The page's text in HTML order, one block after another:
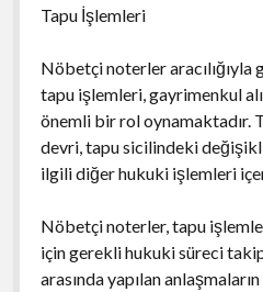
Tapu İşlemleri
Nöbetçi noterler
tapu işlemleri, gayrimenkul
önemli bir rol oynamaktadır.
devri, tapu sicilindeki
ilgili diğer hukuki işlemleri
Nöbetçi noterler, tapu
için gerekli hukuki süreci
arasında yapılan